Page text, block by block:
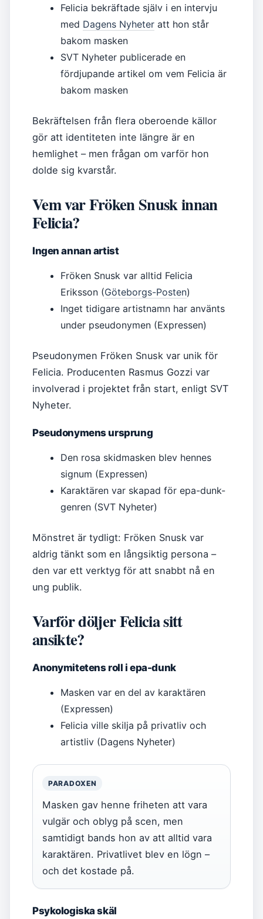
Felicia bekräftade själv i en intervju
med Dagens Nyheter att hon står
bakom masken
SVT Nyheter publicerade en
fördjupande artikel om vem Felicia är
bakom masken
Bekräftelsen från flera oberoende källor
gör att identiteten inte längre är en
hemlighet – men frågan om varför hon
dolde sig kvarstår.
Vem var Fröken Snusk innan
Felicia?
Ingen annan artist
Fröken Snusk var alltid Felicia
Eriksson (Göteborgs-Posten)
Inget tidigare artistnamn har använts
under pseudonymen (Expressen)
Pseudonymen Fröken Snusk var unik för
Felicia. Producenten Rasmus Gozzi var
involverad i projektet från start, enligt SVT
Nyheter.
Pseudonymens ursprung
Den rosa skidmasken blev hennes
signum (Expressen)
Karaktären var skapad för epa-dunk-
genren (SVT Nyheter)
Mönstret är tydligt: Fröken Snusk var
aldrig tänkt som en långsiktig persona –
den var ett verktyg för att snabbt nå en
ung publik.
Varför döljer Felicia sitt
ansikte?
Anonymitetens roll i epa-dunk
Masken var en del av karaktären
(Expressen)
Felicia ville skilja på privatliv och
artistliv (Dagens Nyheter)
PARADOXEN
Masken gav henne friheten att vara
vulgär och oblyg på scen, men
samtidigt bands hon av att alltid vara
karaktären. Privatlivet blev en lögn –
och det kostade på.
Psykologiska skäl